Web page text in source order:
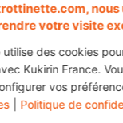
de trottinettes
en Europe.
l’alliance entre une
ainsi la meilleure
nous
votre visite
des cookies
Kukirin France.
vos
Politique de